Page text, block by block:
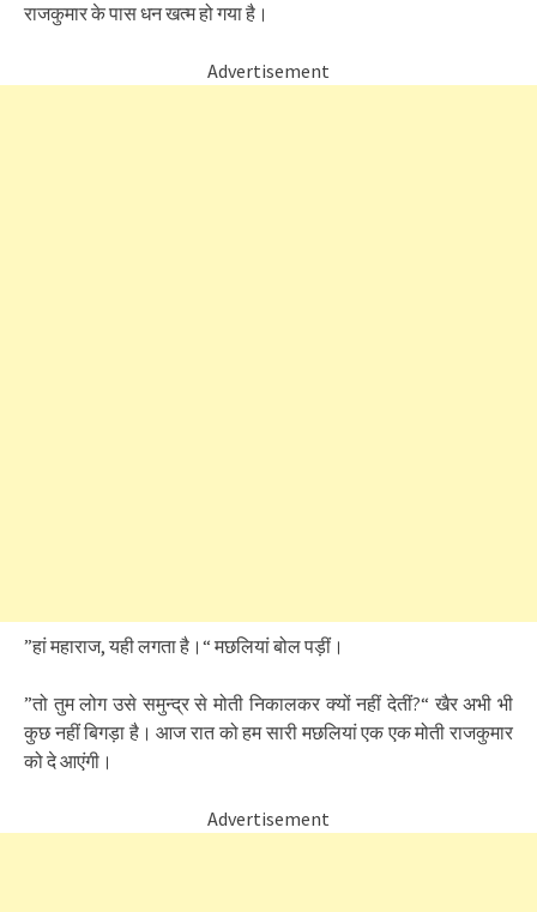
राजकुमार के पास धन खत्म हो गया है।
Advertisement
”हां महाराज, यही लगता है।“ मछलियां बोल पड़ीं।
”तो तुम लोग उसे समुन्द्र से मोती निकालकर क्यों नहीं देतीं?“ खैर अभी भी
कुछ नहीं बिगड़ा है। आज रात को हम सारी मछलियां एक एक मोती राजकुमार
को दे आएंगी।
Advertisement